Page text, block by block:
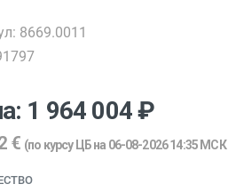
8669.0011
1 964 004 ₽
€ (по курсу ЦБ на 06-08-2026 14:35 МСК